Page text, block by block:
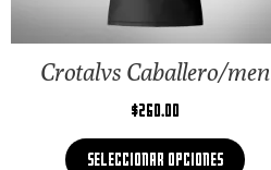
Crotalvs Caballero/men
$260.00
Seleccionar opciones